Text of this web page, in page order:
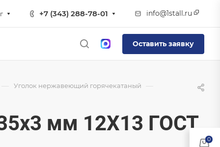
+7 (343) 288-78-01 info@1stall.ru
Оставить заявку
— Уголок нержавеющий горячекатаный —
мм 12Х13 ГОСТ
0